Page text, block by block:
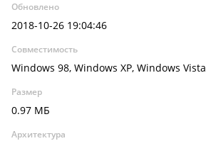
Обновлено
2018-10-26 19:04:46
Совместимость
Windows 98, Windows XP, Windows Vista
Размер
0.97 МБ
Архитектура